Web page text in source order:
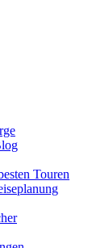
Touren